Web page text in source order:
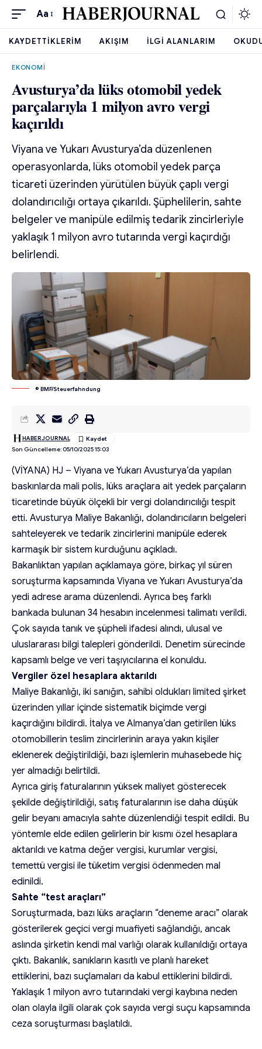
Aa
KAYDETTIKLERIM AKIŞIM İLGI ALANLARIM
EKONOMI
Avusturya’da lüks otomobil yedek
parçalarıyla 1 milyon avro vergi
kaçırıldı
Viyana ve Yukarı Avusturya’da düzenlenen
operasyonlarda, lüks otomobil yedek parça
ticareti üzerinden yürütülen büyük çaplı vergi
dolandırıcılığı ortaya çıkarıldı. Şüphelilerin, sahte
belgeler ve manipüle edilmiş tedarik zincirleriyle
yaklaşık 1 milyon avro tutarında vergi kaçırdığı
belirlendi.
© BMF/Steuerfahndung
Son Güncelleme: 05/10/2025 15:03
HABERJOURNAL
(VİYANA) HJ – Viyana ve Yukarı Avusturya’da yapılan
baskınlarda mali polis, lüks araçlara ait yedek parçaların
ticaretinde büyük ölçekli bir vergi dolandırıcılığı tespit
etti. Avusturya Maliye Bakanlığı, dolandırıcıların belgeleri
sahteleyerek ve tedarik zincirlerini manipüle ederek
karmaşık bir sistem kurduğunu açıkladı.
Bakanlıktan yapılan açıklamaya göre, birkaç yıl süren
soruşturma kapsamında Viyana ve Yukarı Avusturya’da
yedi adrese arama düzenlendi. Ayrıca beş farklı
bankada bulunan 34 hesabın incelenmesi talimatı verildi.
Çok sayıda tanık ve şüpheli ifadesi alındı, ulusal ve
uluslararası bilgi talepleri gönderildi. Denetim sürecinde
kapsamlı belge ve veri taşıyıcılarına el konuldu.
Vergiler özel hesaplara aktarıldı
Maliye Bakanlığı, iki sanığın, sahibi oldukları limited şirket
üzerinden yıllar içinde sistematik biçimde vergi
kaçırdığını bildirdi. İtalya ve Almanya’dan getirilen lüks
otomobillerin teslim zincirlerinin araya yakın kişiler
eklenerek değiştirildiği, bazı işlemlerin muhasebede hiç
yer almadığı belirtildi.
Ayrıca giriş faturalarının yüksek maliyet gösterecek
şekilde değiştirildiği, satış faturalarının ise daha düşük
gelir beyanı amacıyla sahte düzenlendiği tespit edildi. Bu
yöntemle elde edilen gelirlerin bir kısmı özel hesaplara
aktarıldı ve katma değer vergisi, kurumlar vergisi,
temettü vergisi ile tüketim vergisi ödenmeden mal
edinildi.
Sahte “test araçları”
Soruşturmada, bazı lüks araçların “deneme aracı” olarak
gösterilerek geçici vergi muafiyeti sağlandığı, ancak
aslında şirketin kendi mal varlığı olarak kullanıldığı ortaya
çıktı. Bakanlık, sanıkların kasıtlı ve planlı hareket
ettiklerini, bazı suçlamaları da kabul ettiklerini bildirdi.
Yaklaşık 1 milyon avro tutarındaki vergi kaybına neden
olan olayla ilgili olarak çok sayıda vergi suçu kapsamında
ceza soruşturması başlatıldı.